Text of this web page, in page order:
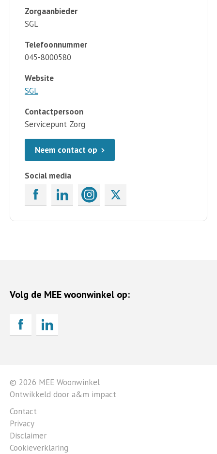
Zorgaanbieder
SGL
Telefoonnummer
045-8000580
Website
SGL
Contactpersoon
Servicepunt Zorg
Neem contact op
Social media
Volg de MEE woonwinkel op:
© 2026 MEE Woonwinkel
Ontwikkeld door a&m impact
Contact
Privacy
Disclaimer
Cookieverklaring